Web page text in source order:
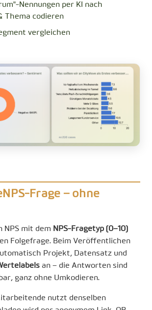
Nennungen per KI nach
Thema codieren
vergleichen
Frage – ohne
NPS mit dem NPS-Fragetyp (0–10)
Folgefrage. Beim Veröffentlichen
Projekt, Datensatz und
an – die Antworten sind
ganz ohne Umkodieren.
nutzt denselben